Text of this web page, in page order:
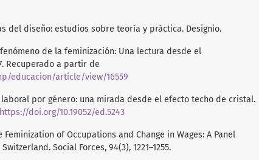
del diseño: estudios sobre teoría y práctica. Designio.
fenómeno de la feminización: Una lectura desde el
Recuperado a partir de
educacion/article/view/16559
laboral por género: una mirada desde el efecto techo de cristal.
https://doi.org/10.19052/ed.5243
Feminization of Occupations and Change in Wages: A Panel
Social Forces, 94(3), 1221–1255.